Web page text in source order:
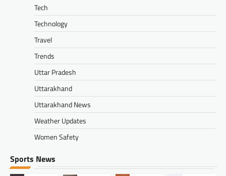
Tech
Technology
Travel
Trends
Uttar Pradesh
Uttarakhand
Uttarakhand News
Weather Updates
Women Safety
Sports News